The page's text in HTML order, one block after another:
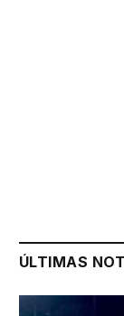
ÚLTIMAS